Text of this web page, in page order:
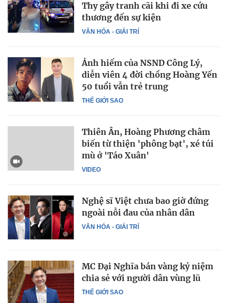
VĂN HÓA - GIẢI TRÍ
Thy gây tranh cãi khi đi xe cứu
thương đến sự kiện
THẾ GIỚI SAO
Ảnh hiếm của NSND Công Lý,
diễn viên 4 đời chồng Hoàng Yến
50 tuổi vẫn trẻ trung
VIDEO
Thiên Ân, Hoàng Phương châm
biến từ thiện 'phông bạt', xé túi
mù ở 'Táo Xuân'
VĂN HÓA - GIẢI TRÍ
Nghệ sĩ Việt chưa bao giờ đứng
ngoài nỗi đau của nhân dân
THẾ GIỚI SAO
MC Đại Nghĩa bán vàng kỷ niệm
chia sẻ với người dân vùng lũ